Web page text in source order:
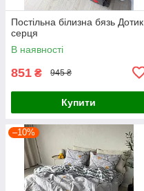
Постільна білизна бязь Дотик
серця
В наявності
851 ₴ 945 ₴
Купити
–10%